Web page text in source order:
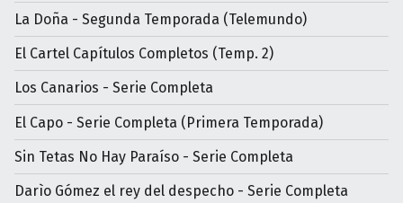
La Doña - Segunda Temporada (Telemundo)
El Cartel Capítulos Completos (Temp. 2)
Los Canarios - Serie Completa
El Capo - Serie Completa (Primera Temporada)
Sin Tetas No Hay Paraíso - Serie Completa
Darìo Gómez el rey del despecho - Serie Completa